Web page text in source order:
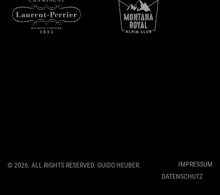
© 2026. ALL RIGHTS RESERVED. GUIDO HEUBER.
IMPRESSUM
DATENSCHUTZ